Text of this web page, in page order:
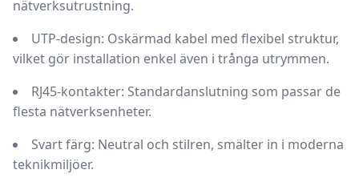
nätverksutrustning.
UTP-design: Oskärmad kabel med flexibel struktur,
vilket gör installation enkel även i trånga utrymmen.
RJ45-kontakter: Standardanslutning som passar de
flesta nätverksenheter.
Svart färg: Neutral och stilren, smälter in i moderna
teknikmiljöer.